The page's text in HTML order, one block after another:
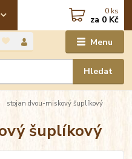
Menu
Hledat
0 ks
za 0 Kč
stojan dvou-miskový šuplíkový
šuplíkový